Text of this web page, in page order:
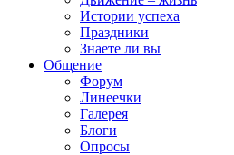
Истории успеха
Праздники
Знаете ли вы
Общение
Форум
Линеечки
Галерея
Блоги
Опросы